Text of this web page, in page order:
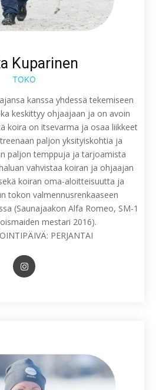
Kuparinen
TOKO
kanssa yhdessä tekemiseen
keskittyy ohjaajaan ja on avoin
koira on itsevarma ja osaa liikkeet
paljon yksityiskohtia ja
paljon temppuja ja tarjoamista
vahvistaa koiran ja ohjaajan
koiran oma-aloitteisuutta ja
tokon valmennusrenkaaseen
(Saunajaakon Alfa Romeo, SM-1
mestari 2016).
PERJANTAI